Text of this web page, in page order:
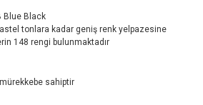
Blue Black
tonlara kadar geniş renk yelpazesine
148 rengi bulunmaktadır
sahiptir